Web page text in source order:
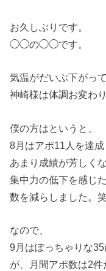
お久しぶりです。
◯◯の◯◯です。
気温がだいぶ下がっ
神崎様は体調お変わ
僕の方はというと、
8月はアポ11人を達成
あまり成績が芳しく
集中力の低下を感じた
数を減らしました。
なので、
9月はぽっちゃりな
が、月間アポ数は2件